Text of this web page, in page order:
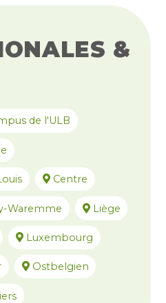
&
de l'ULB
Centre
Waremme Liège
Luxembourg
Ostbelgien